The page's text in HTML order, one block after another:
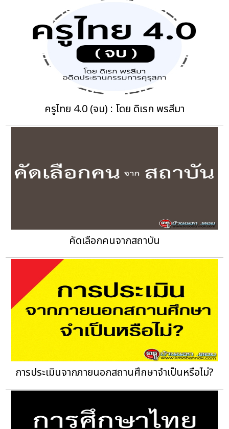
ครูไทย 4.0 (จบ) : โดย ดิเรก พรสีมา
คัดเลือกคนจากสถาบัน
การประเมินจากภายนอกสถานศึกษาจำเป็นหรือไม่?